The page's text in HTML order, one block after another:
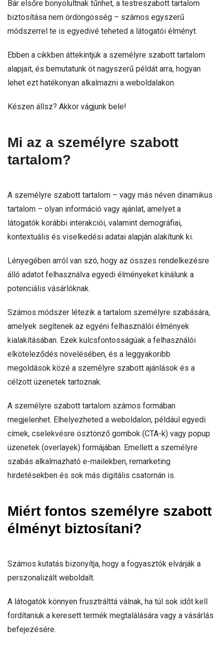
Bár elsőre bonyolultnak tűnhet, a testreszabott tartalom
biztosítása nem ördöngösség – számos egyszerű
módszerrel te is egyedivé teheted a látogatói élményt.
Ebben a cikkben áttekintjük a személyre szabott tartalom
alapjait, és bemutatunk öt nagyszerű példát arra, hogyan
lehet ezt hatékonyan alkalmazni a weboldalakon.
Készen állsz? Akkor vágjunk bele!
Mi az a személyre szabott
tartalom?
A személyre szabott tartalom – vagy más néven dinamikus
tartalom – olyan információ vagy ajánlat, amelyet a
látogatók korábbi interakciói, valamint demográfiai,
kontextuális és viselkedési adatai alapján alakítunk ki.
Lényegében arról van szó, hogy az összes rendelkezésre
álló adatot felhasználva egyedi élményeket kínálunk a
potenciális vásárlóknak.
Számos módszer létezik a tartalom személyre szabására,
amelyek segítenek az egyéni felhasználói élmények
kialakításában. Ezek kulcsfontosságúak a felhasználói
elköteleződés növelésében, és a leggyakoribb
megoldások közé a személyre szabott ajánlások és a
célzott üzenetek tartoznak.
A személyre szabott tartalom számos formában
megjelenhet. Elhelyezheted a weboldalon, például egyedi
címek, cselekvésre ösztönző gombok (CTA-k) vagy popup
üzenetek (overlayek) formájában. Emellett a személyre
szabás alkalmazható e-mailekben, remarketing
hirdetésekben és sok más digitális csatornán is.
Miért fontos személyre szabott
élményt biztosítani?
Számos kutatás bizonyítja, hogy a fogyasztók elvárják a
perszonalizált weboldalt.
A látogatók könnyen frusztrálttá válnak, ha túl sok időt kell
fordítaniuk a keresett termék megtalálására vagy a vásárlás
befejezésére.